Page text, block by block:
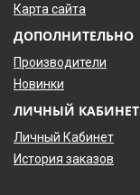
Карта сайта
ДОПОЛНИТЕЛЬНО
Производители
Новинки
ЛИЧНЫЙ КАБИНЕТ
Личный Кабинет
История заказов